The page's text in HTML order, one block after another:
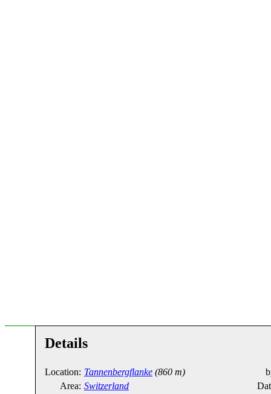
Details
Location: Tannenbergflanke (860 m)
Area: Switzerland